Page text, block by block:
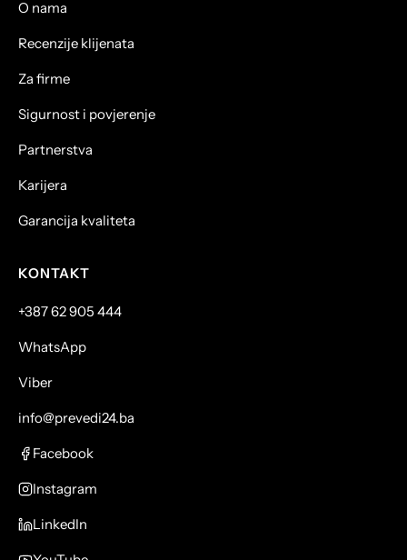
O nama
Recenzije klijenata
Za firme
Sigurnost i povjerenje
Partnerstva
Karijera
Garancija kvaliteta
KONTAKT
+387 62 905 444
WhatsApp
Viber
info@prevedi24.ba
Facebook
Instagram
LinkedIn